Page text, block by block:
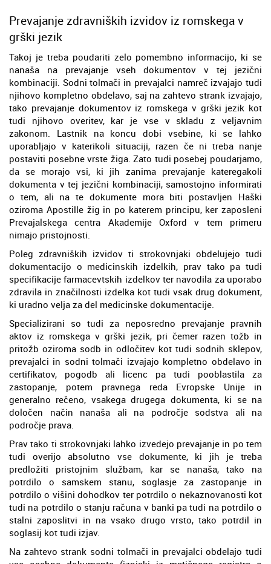
Prevajanje zdravniških izvidov iz romskega v
grški jezik
Takoj je treba poudariti zelo pomembno informacijo, ki se
nanaša na prevajanje vseh dokumentov v tej jezični
kombinaciji. Sodni tolmači in prevajalci namreč izvajajo tudi
njihovo kompletno obdelavo, saj na zahtevo strank izvajajo,
tako prevajanje dokumentov iz romskega v grški jezik kot
tudi njihovo overitev, kar je vse v skladu z veljavnim
zakonom. Lastnik na koncu dobi vsebine, ki se lahko
uporabljajo v katerikoli situaciji, razen če ni treba nanje
postaviti posebne vrste žiga. Zato tudi posebej poudarjamo,
da se morajo vsi, ki jih zanima prevajanje kateregakoli
dokumenta v tej jezični kombinaciji, samostojno informirati
o tem, ali na te dokumente mora biti postavljen Haški
oziroma Apostille žig in po katerem principu, ker zaposleni
Prevajalskega centra Akademije Oxford v tem primeru
nimajo pristojnosti.
Poleg zdravniških izvidov ti strokovnjaki obdelujejo tudi
dokumentacijo o medicinskih izdelkih, prav tako pa tudi
specifikacije farmacevtskih izdelkov ter navodila za uporabo
zdravila in značilnosti izdelka kot tudi vsak drug dokument,
ki uradno velja za del medicinske dokumentacije.
Specializirani so tudi za neposredno prevajanje pravnih
aktov iz romskega v grški jezik, pri čemer razen tožb in
pritožb oziroma sodb in odločitev kot tudi sodnih sklepov,
prevajalci in sodni tolmači izvajajo kompletno obdelavo in
certifikatov, pogodb ali licenc pa tudi pooblastila za
zastopanje, potem pravnega reda Evropske Unije in
generalno rečeno, vsakega drugega dokumenta, ki se na
določen način nanaša ali na področje sodstva ali na
področje prava.
Prav tako ti strokovnjaki lahko izvedejo prevajanje in po tem
tudi overijo absolutno vse dokumente, ki jih je treba
predložiti pristojnim službam, kar se nanaša, tako na
potrdilo o samskem stanu, soglasje za zastopanje in
potrdilo o višini dohodkov ter potrdilo o nekaznovanosti kot
tudi na potrdilo o stanju računa v banki pa tudi na potrdilo o
stalni zaposlitvi in na vsako drugo vrsto, tako potrdil in
soglasij kot tudi izjav.
Na zahtevo strank sodni tolmači in prevajalci obdelajo tudi